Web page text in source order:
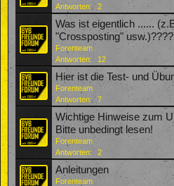
Antworten:
2
Was ist eigentlich ......
"Crossposting"
Forenteam
Antworten:
12
Hier ist die Test- und
Forenteam
Antworten:
7
Wichtige Hinweise zum
Bitte unbedingt lesen!
Forenteam
Antworten:
2
Anleitungen
Forenteam